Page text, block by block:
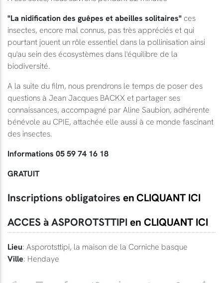
"La nidification des guêpes et abeilles solitaires" ces
insectes, encore mal connus, pas très appréciés et qui
pourtant jouent un rôle essentiel dans la pollinisation ainsi
qu'au sein des écosystèmes dans l'équilibre de la
biodiversité.
A la suite du film, nous prendrons le temps de poser des
questions à Jean Jacques BACKX et partager ses
connaissances, accompagné par Aline Saubion, adhérente
bénévole au CPIE, attachée elle aussi à ce monde fascinant
des insectes.
Informations 05 59 74 16 18
GRATUIT
Inscriptions obligatoires enCLIQUANT ICI
ACCES à ASPOROTSTTIPI en CLIQUANT ICI
Lieu: Asporotsttipi, la maison de la Corniche basque
Ville: Hendaye